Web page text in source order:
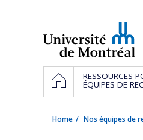
Navigation
principale
HOMERESSOURCES
ÉQUIPES DE
Home Nos équipes de